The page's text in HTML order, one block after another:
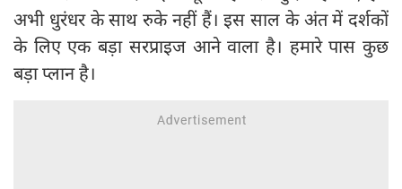
अभी धुरंधर के साथ रुके नहीं हैं। इस साल के अंत में दर्शकों
के लिए एक बड़ा सरप्राइज आने वाला है। हमारे पास कुछ
बड़ा प्लान है।